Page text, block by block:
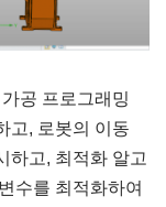
공 프로그래밍
고, 로봇의 이동
하고, 최적화 알고
수를 최적화하여